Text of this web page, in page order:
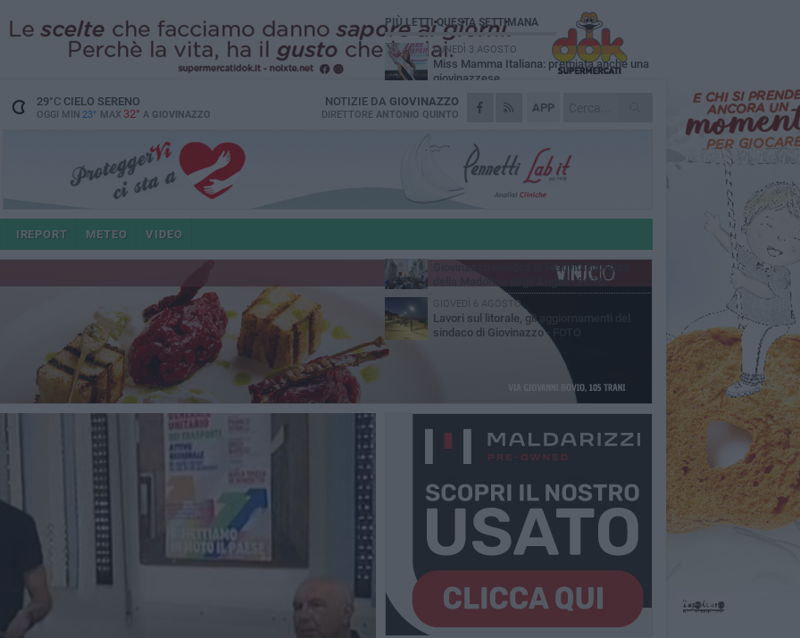
29°CCIELO SERENO
OGGI MIN 23° MAX 32° A GIOVINAZZO
APP
NOTIZIE DA GIOVINAZZO
DIRETTORE ANTONIO QUINTO
IREPORT METEO VIDEO
PIÙ LETTI QUESTA SETTIMANA
LUNEDÌ 3 AGOSTO
Miss Mamma Italiana: premiata anche una
giovinazzese
MARTEDÌ 4 AGOSTO
Liquidi oleosi sul litorale di Giovinazzo,
MERCOLEDÌ 5 AGOSTO
Problemi raccolta plastica in Puglia:
l'assessora Ciliento prova a spegnere le
LUNEDÌ 3 AGOSTO
«Giovinazzo, a che punto siamo?»:
MARTEDÌ 4 AGOSTO
Giovinazzo celebra la festività liturgica
della Madonna degli Angeli - FOTO
GIOVEDÌ 6 AGOSTO
Lavori sul litorale, gli aggiornamenti del
sindaco di Giovinazzo - FOTO